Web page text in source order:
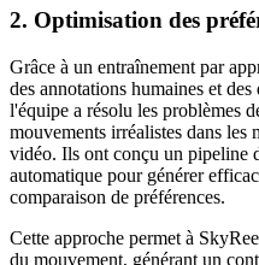
2. Optimisation des
Grâce à un entraînement par
des annotations humaines et
l'équipe a résolu les problèmes
mouvements irréalistes dans les
vidéo. Ils ont conçu un pipeline
automatique pour générer
comparaison de préférences.
Cette approche permet à
du mouvement, générant un